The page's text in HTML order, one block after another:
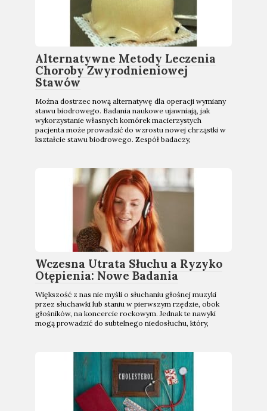
Alternatywne Metody Leczenia
Choroby Zwyrodnieniowej
Stawów
Można dostrzec nową alternatywę dla operacji wymiany
stawu biodrowego. Badania naukowe ujawniają, jak
wykorzystanie własnych komórek macierzystych
pacjenta może prowadzić do wzrostu nowej chrząstki w
kształcie stawu biodrowego. Zespół badaczy,
Wczesna Utrata Słuchu a Ryzyko
Otępienia: Nowe Badania
Większość z nas nie myśli o słuchaniu głośnej muzyki
przez słuchawki lub staniu w pierwszym rzędzie, obok
głośników, na koncercie rockowym. Jednak te nawyki
mogą prowadzić do subtelnego niedosłuchu, który,